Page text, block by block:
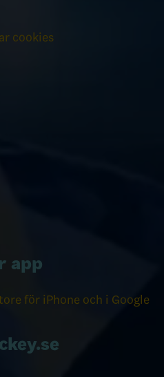
cookies
app
för iPhone och i Google